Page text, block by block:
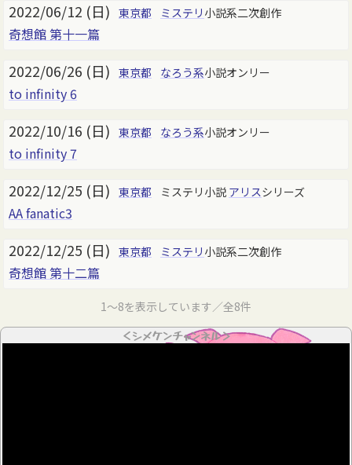
2022/06/12 (日) 東京都 ミステリ 小説系二次創作
奇想館 第十一篇
2022/06/26 (日) 東京都 なろう系小説オンリー
to infinity 6
2022/10/16 (日) 東京都 なろう系小説オンリー
to infinity 7
2022/12/25 (日) 東京都 ミステリ小説 アリスシリーズ
AA fanatic3
2022/12/25 (日) 東京都 ミステリ 小説系二次創作
奇想館 第十二篇
1～8を表示しています／全8件
＜シメケンチャンネル＞